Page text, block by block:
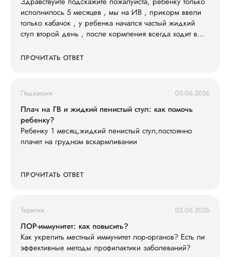
исполнилось 5 месяцев , мы на ИВ , прикорм ввели
только кабачок , у ребенка начался частый жидкий
стул второй день , после кормления всегда ходит в
и кушать не простит , раньше кричал просил спустя 3-
быть ротовирус у младшего , и как его лечить .
Анализы сдавали , кровь хорошая сказали только
гемоглобин понижен , подскажите что делать ?
ПРОЧИТАТЬ ОТВЕТ
Педиатрия 05.06.2026
Плач на ГВ и жидкий пенистый стул: как помочь
ребенку?
Ребенку 1 месяц,жидкий пенистый стул,постоянно
плачет на грудном вскармливании
ПРОЧИТАТЬ ОТВЕТ
Терапия 03.06.2026
ЛОР-иммунитет: как повысить?
Как укрепить местный иммунитет лор-органов? Есть ли
эффективные методы профилактики заболеваний?